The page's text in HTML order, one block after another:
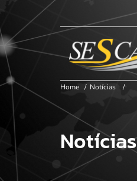
Início
SESCAP
Associados
Contribuição
Home / Notícias /
Notícias